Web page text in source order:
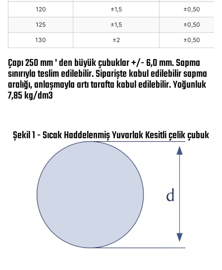
120 ±1,5 ±0,50
125 ±1,5 ±0,50
130 ±2 ±0,50
Çapı 250 mm ' den büyük çubuklar +/- 6,0 mm. Sapma
sınırıyla teslim edilebilir. Siparişte kabul edilebilir sapma
aralığı, anlaşmayla artı tarafta kabul edilebilir. Yoğunluk
7,85 kg/dm3
Şekil 1 - Sıcak Haddelenmiş Yuvarlak Kesitli çelik çubuk